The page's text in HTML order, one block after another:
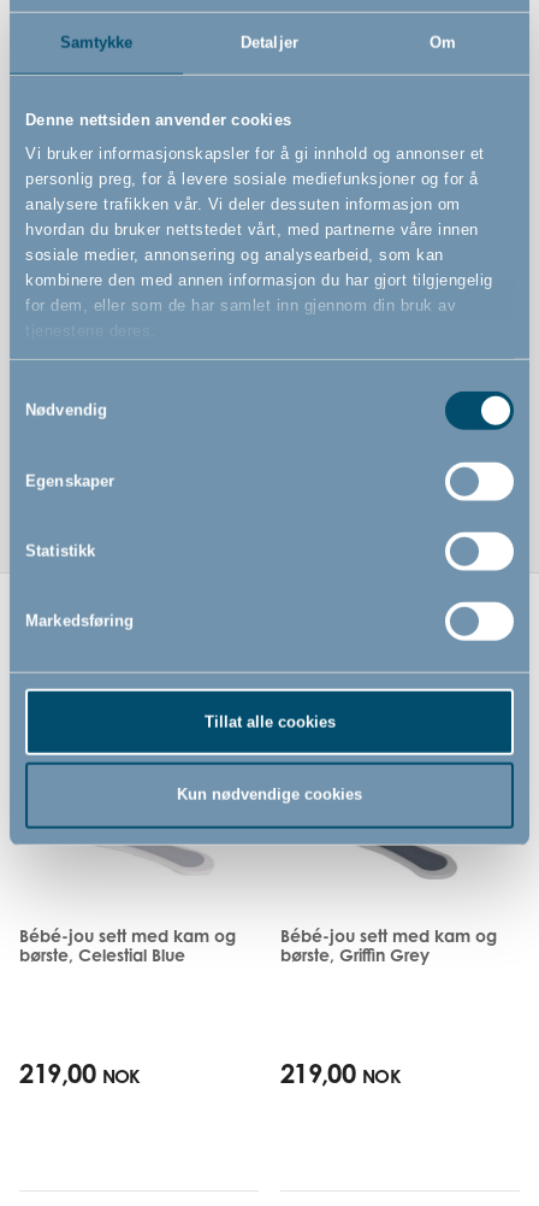
Samtykke Detaljer Om
Denne nettsiden anvender cookies
Vi bruker informasjonskapsler for å gi innhold og annonser et
personlig preg, for å levere sosiale mediefunksjoner og for å
analysere trafikken vår. Vi deler dessuten informasjon om
hvordan du bruker nettstedet vårt, med partnerne våre innen
sosiale medier, annonsering og analysearbeid, som kan
kombinere den med annen informasjon du har gjort tilgjengelig
for dem, eller som de har samlet inn gjennom din bruk av
tjenestene deres.
Nødvendig
Egenskaper
Statistikk
Markedsføring
Tillat alle cookies
Kun nødvendige cookies
Varenummer
# 500240
Funksjoner
Sett med kam og børste
Børsten er laget av mykt, naturlig hår
Bébé-jou sett med kam og
børste, Celestial Blue
219,00 NOK
Bébé-jou sett med kam og
børste, Griffin Grey
219,00 NOK